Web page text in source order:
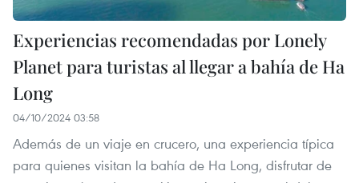
Experiencias recomendadas por Lonely
Planet para turistas al llegar a bahía de Ha
Long
04/10/2024 03:58
Además de un viaje en crucero, una experiencia típica
para quienes visitan la bahía de Ha Long, disfrutar de